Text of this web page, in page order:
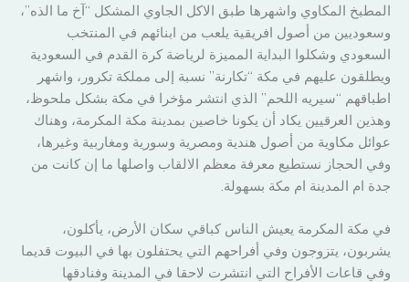
المطبخ المكاوي واشهرها طبق الاكل الجاوي المشكل “آخ ما الذه”،
وسعوديين من أصول افريقية يلعب من ابنائهم في المنتخب
السعودي وشكلوا البداية المميزة لرياضة كرة القدم في السعودية
ويطلقون عليهم في مكة “تكارنة” نسبة إلى مملكة تكرور، واشهر
اطباقهم “سيريه اللحم” الذي انتشر مؤخرا في مكة بشكل ملحوظ،
وهذين العرقيين يكاد أن يكونا خاصين بمدينة مكة المكرمة، وهناك
عوائل مكاوية من أصول هندية ومصرية وسورية ومغاربية وغيرها،
وفي الحجاز نستطيع معرفة معظم الالقاب واصلها ما إن كانت من
جدة ام المدينة ام مكة بسهولة.
في مكة المكرمة يعيش الناس كباقي سكان الأرض، يأكلون،
يشربون، يتزوجون وفي أفراحهم التي يحتفلون بها في البيوت قديما
وفي قاعات الأفراح التي انتشرت لاحقا في المدينة وفنادقها